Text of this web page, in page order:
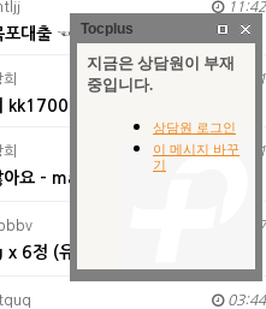
11:42
포대출 ☜ 카카오톡 문의 …
희 07-31
kk1700】▵ 연체는 신…
희 07-31
아요 - manhwa
08-07
6정 (유럽산 C형 …
03:44
Tocplus